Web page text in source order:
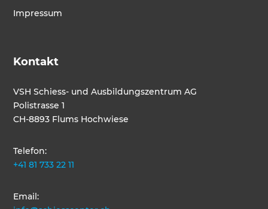
Impressum
Kontakt
VSH Schiess- und Ausbildungszentrum AG
Polistrasse 1
CH-8893 Flums Hochwiese
Telefon:
+41 81 733 22 11
Email: